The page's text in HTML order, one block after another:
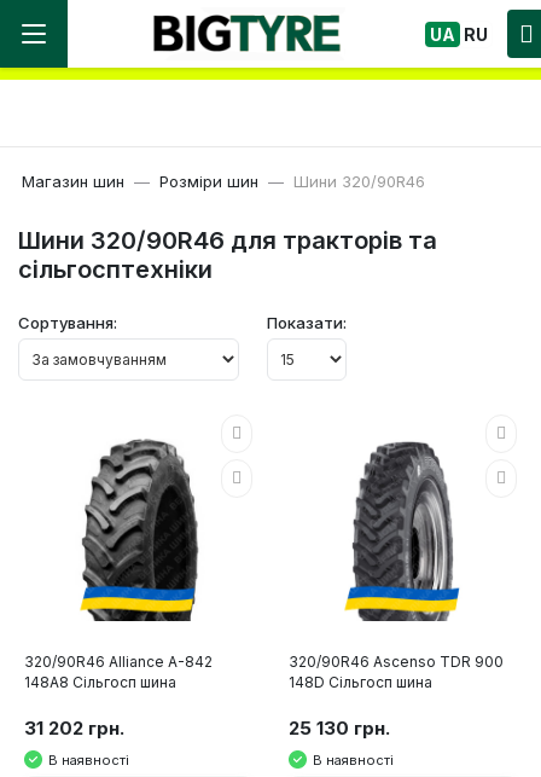
Ми працюємо! Великий вибір Шин, швидка
доставка по Україні!
UA RU
Магазин шин Розміри шин Шини 320/90R46
Шини 320/90R46 для тракторів та
сільгосптехніки
Сортування: Показати:
320/90R46 Alliance A-842
148A8 Сільгосп шина
31 202 грн.
В наявності
320/90R46 Ascenso TDR 900
148D Сільгосп шина
25 130 грн.
В наявності